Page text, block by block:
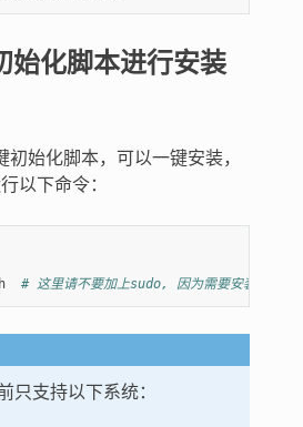
始化脚本进行安装
始化脚本，可以一键安装，
以下命令：
# 这里请不要加上sudo, 因为需要安装的开发
只支持以下系统：